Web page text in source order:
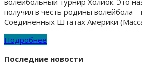
получил в честь родины волейбола –
Соединенных Штатах Америки
Подробнее
Последние новости